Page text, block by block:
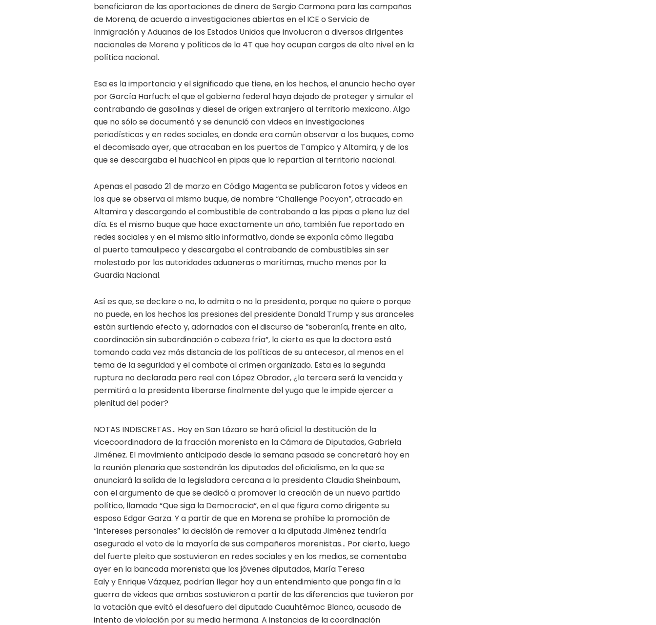
beneficiaron de las aportaciones de dinero de Sergio Carmona para las campañas
de Morena, de acuerdo a investigaciones abiertas en el ICE o Servicio de
Inmigración y Aduanas de los Estados Unidos que involucran a diversos dirigentes
nacionales de Morena y políticos de la 4T que hoy ocupan cargos de alto nivel en la
política nacional.
Esa es la importancia y el significado que tiene, en los hechos, el anuncio hecho ayer
por García Harfuch: el que el gobierno federal haya dejado de proteger y simular el
contrabando de gasolinas y diesel de origen extranjero al territorio mexicano. Algo
que no sólo se documentó y se denunció con videos en investigaciones
periodísticas y en redes sociales, en donde era común observar a los buques, como
el decomisado ayer, que atracaban en los puertos de Tampico y Altamira, y de los
que se descargaba el huachicol en pipas que lo repartían al territorio nacional.
Apenas el pasado 21 de marzo en Código Magenta se publicaron fotos y videos en
los que se observa al mismo buque, de nombre “Challenge Pocyon”, atracado en
Altamira y descargando el combustible de contrabando a las pipas a plena luz del
día. Es el mismo buque que hace exactamente un año, también fue reportado en
redes sociales y en el mismo sitio informativo, donde se exponía cómo llegaba
al puerto tamaulipeco y descargaba el contrabando de combustibles sin ser
molestado por las autoridades aduaneras o marítimas, mucho menos por la
Guardia Nacional.
Así es que, se declare o no, lo admita o no la presidenta, porque no quiere o porque
no puede, en los hechos las presiones del presidente Donald Trump y sus aranceles
están surtiendo efecto y, adornados con el discurso de “soberanía, frente en alto,
coordinación sin subordinación o cabeza fría”, lo cierto es que la doctora está
tomando cada vez más distancia de las políticas de su antecesor, al menos en el
tema de la seguridad y el combate al crimen organizado. Esta es la segunda
ruptura no declarada pero real con López Obrador, ¿la tercera será la vencida y
permitirá a la presidenta liberarse finalmente del yugo que le impide ejercer a
plenitud del poder?
NOTAS INDISCRETAS… Hoy en San Lázaro se hará oficial la destitución de la
vicecoordinadora de la fracción morenista en la Cámara de Diputados, Gabriela
Jiménez. El movimiento anticipado desde la semana pasada se concretará hoy en
la reunión plenaria que sostendrán los diputados del oficialismo, en la que se
anunciará la salida de la legisladora cercana a la presidenta Claudia Sheinbaum,
con el argumento de que se dedicó a promover la creación de un nuevo partido
político, llamado “Que siga la Democracia”, en el que figura como dirigente su
esposo Edgar Garza. Y a partir de que en Morena se prohíbe la promoción de
“intereses personales” la decisión de remover a la diputada Jiménez tendría
asegurado el voto de la mayoría de sus compañeros morenistas… Por cierto, luego
del fuerte pleito que sostuvieron en redes sociales y en los medios, se comentaba
ayer en la bancada morenista que los jóvenes diputados, María Teresa
Ealy y Enrique Vázquez, podrían llegar hoy a un entendimiento que ponga fin a la
guerra de videos que ambos sostuvieron a partir de las diferencias que tuvieron por
la votación que evitó el desafuero del diputado Cuauhtémoc Blanco, acusado de
intento de violación por su media hermana. A instancias de la coordinación